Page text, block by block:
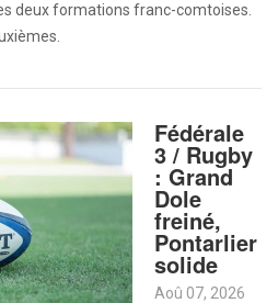
deux formations franc-comtoises.
Fédérale
3 / Rugby
: Grand
Dole
freiné,
Pontarlier
solide
Aoû 07, 2026